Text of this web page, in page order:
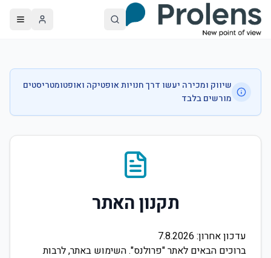
שיווק ומכירה יעשו דרך חנויות אופטיקה ואופטומטריסטים
מורשים בלבד
תקנון האתר
עדכון אחרון:7.8.2026
ברוכים הבאים לאתר "פרולנס". השימוש באתר, לרבות